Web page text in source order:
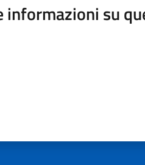
informazioni su